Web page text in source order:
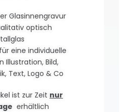
Glasinnengravur
optisch
eine individuelle
Illustration, Bild,
Text, Logo & Co
ist zur Zeit nur
erhältlich